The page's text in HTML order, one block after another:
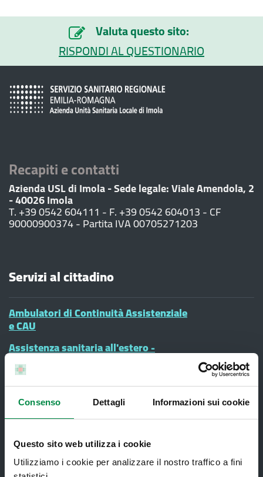
Consenso Dettagli Informazioni sui cookie
Questo sito web utilizza i cookie
Utilizziamo i cookie per analizzare il nostro traffico a fini
Valuta questo sito:
RISPONDI AL QUESTIONARIO
Recapiti e contatti
Azienda USL di Imola - Sede legale: Viale Amendola, 2
- 40026 Imola
T. +39 0542 604111 - F. +39 0542 604013 - CF
90000900374 - Partita IVA 00705271203
Servizi al cittadino
Ambulatori di Continuità Assistenziale
e CAU
Assistenza sanitaria all'estero -
Assistenza sanitaria transfrontaliera
Consultorio Familiare
Direzione Assistenza Farmaceutica
Finanziamenti
Lauree Professioni Sanitarie
Medici e Pediatri di Famiglia